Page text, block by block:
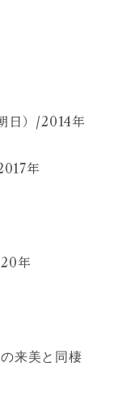
日）/2014年
年
年
来美と同棲